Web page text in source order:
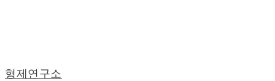
형제연구소